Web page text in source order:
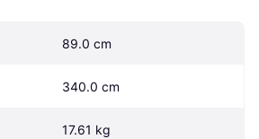
89.0 cm
340.0 cm
17.61 kg